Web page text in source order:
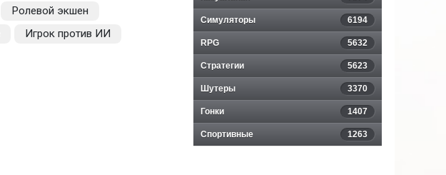
Ролевой экшен
Игрок против ИИ
Симуляторы 6194
RPG 5632
Стратегии 5623
Шутеры 3370
Гонки 1407
Спортивные 1263